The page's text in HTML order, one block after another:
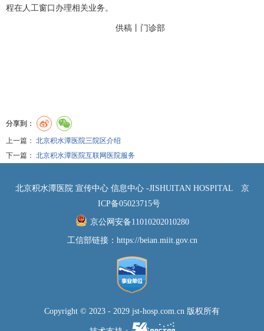
程在人工窗口办理相关业务。
供稿丨门诊部
分享到：
上一篇： 北京积水潭医院三院区介绍
下一篇： 北京积水潭医院互联网医院服务
北京积水潭医院 宣传中心 信息中心 -JISHUITAN HOSPITAL
京
ICP备05023715号
京公网安备11010202010280
工信部链接： https://beian.miit.gov.cn
Copyright © 2023 - 2029 jst-hosp.com.cn 版权所有